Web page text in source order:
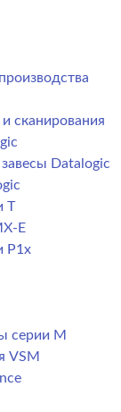
сканирования
Datalogic
T
E
P1x
серии M
VSM